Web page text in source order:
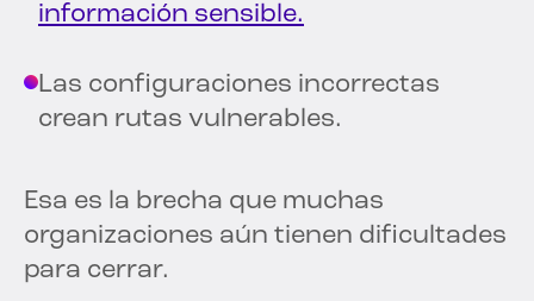
información sensible.
Las configuraciones incorrectas
crean rutas vulnerables.
Esa es la brecha que muchas
organizaciones aún tienen dificultades
para cerrar.